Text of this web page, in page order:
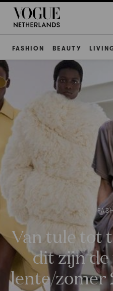
FASHION BEAUTY
Van tule tot
dit zijn
lente/zomer